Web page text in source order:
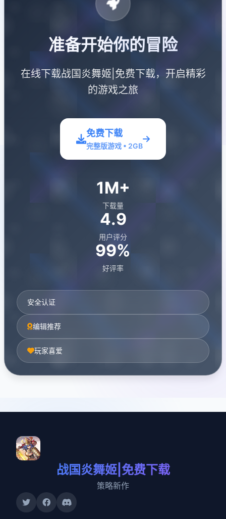
准备开始你的冒险
在线下载战国炎舞姬|免费下载，开启精彩
的游戏之旅
免费下载
完整版游戏 • 2GB
1M+
下载量
4.9
用户评分
99%
好评率
安全认证
编辑推荐
玩家喜爱
战国炎舞姬|免费下载
策略新作